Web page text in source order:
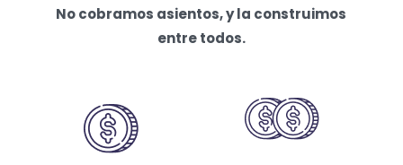
No cobramos asientos, y la construimos
entre todos.